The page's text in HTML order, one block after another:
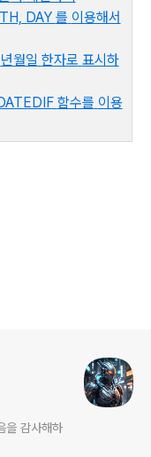
DAY 를 이용해서
년월일 한자로 표시하
함수를 이용
을 감사해하